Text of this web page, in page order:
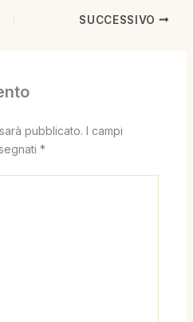
SUCCESSIVO
pubblicato. I campi
*